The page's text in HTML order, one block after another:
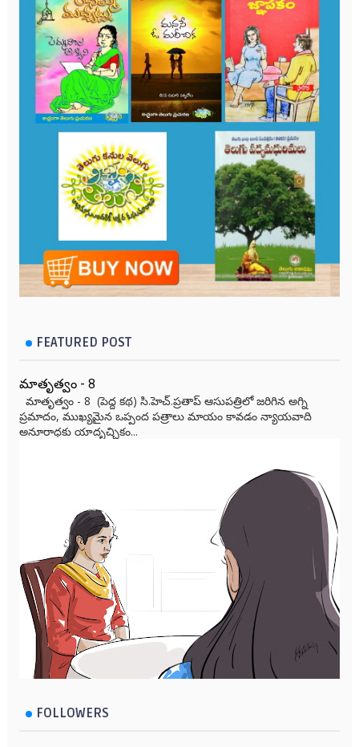
FEATURED POST
మాతృత్వం - 8
మాతృత్వం - 8 (పెద్ద కథ) సి.హెచ్.ప్రతాప్ ఆసుపత్రిలో జరిగిన అగ్ని
ప్రమాదం, ముఖ్యమైన ఒప్పంద పత్రాలు మాయం కావడం న్యాయవాది
అనూరాధకు యాదృచ్ఛికం...
FOLLOWERS